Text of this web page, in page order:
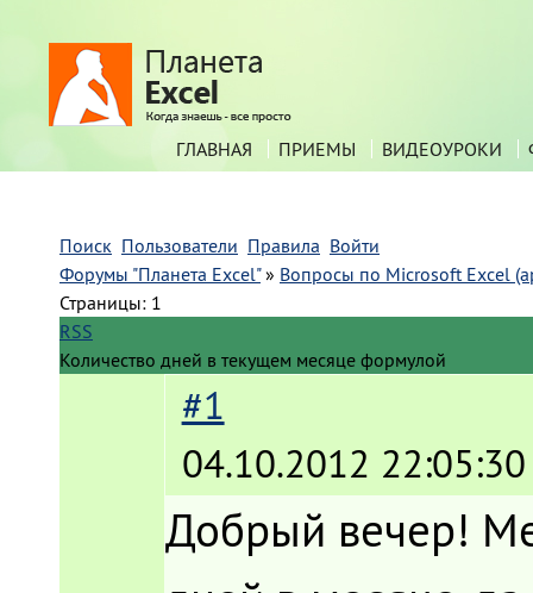
ГЛАВНАЯ ПРИЕМЫ ВИДЕОУРОКИ
Поиск Пользователи Правила Войти
Форумы "Планета Excel" » Вопросы по Microsoft Excel
Страницы: 1
RSS
Количество дней в текущем месяце формулой
#1
04.10.2012 22:05:30
Добрый вечер!